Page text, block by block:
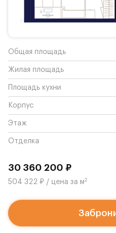
Общая площадь
Жилая площадь
Площадь кухни
Корпус
Этаж
Отделка
30 360 200 ₽
504 322 ₽ / цена за м2